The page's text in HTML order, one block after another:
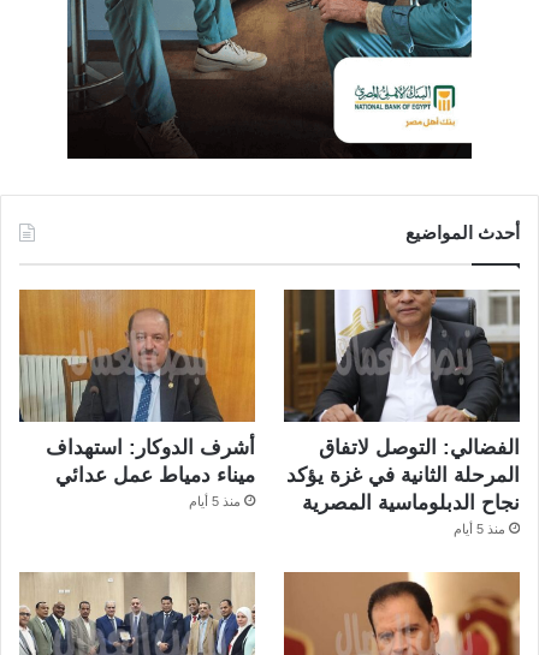
أحدث المواضيع
الفضالي: التوصل لاتفاق
المرحلة الثانية في غزة يؤكد
نجاح الدبلوماسية المصرية
منذ 5 أيام
أشرف الدوكار: استهداف
ميناء دمياط عمل عدائي
منذ 5 أيام